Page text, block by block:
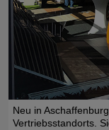
Neu in
Vertriebsstandorts.